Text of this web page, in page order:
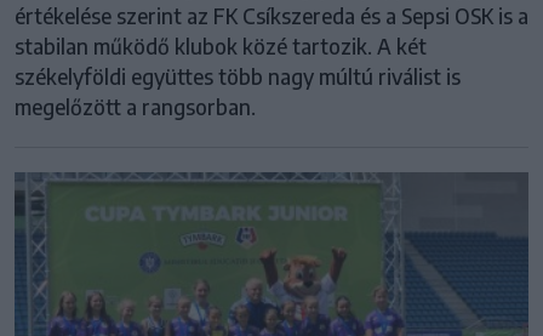
értékelése szerint az FK Csíkszereda és a Sepsi OSK is a
stabilan működő klubok közé tartozik. A két
székelyföldi együttes több nagy múltú riválist is
megelőzött a rangsorban.